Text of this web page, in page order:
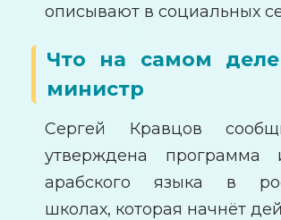
описывают в социальных
Что на самом деле
министр
Сергей Кравцов
утверждена программа
арабского языка в
школах, которая начнёт